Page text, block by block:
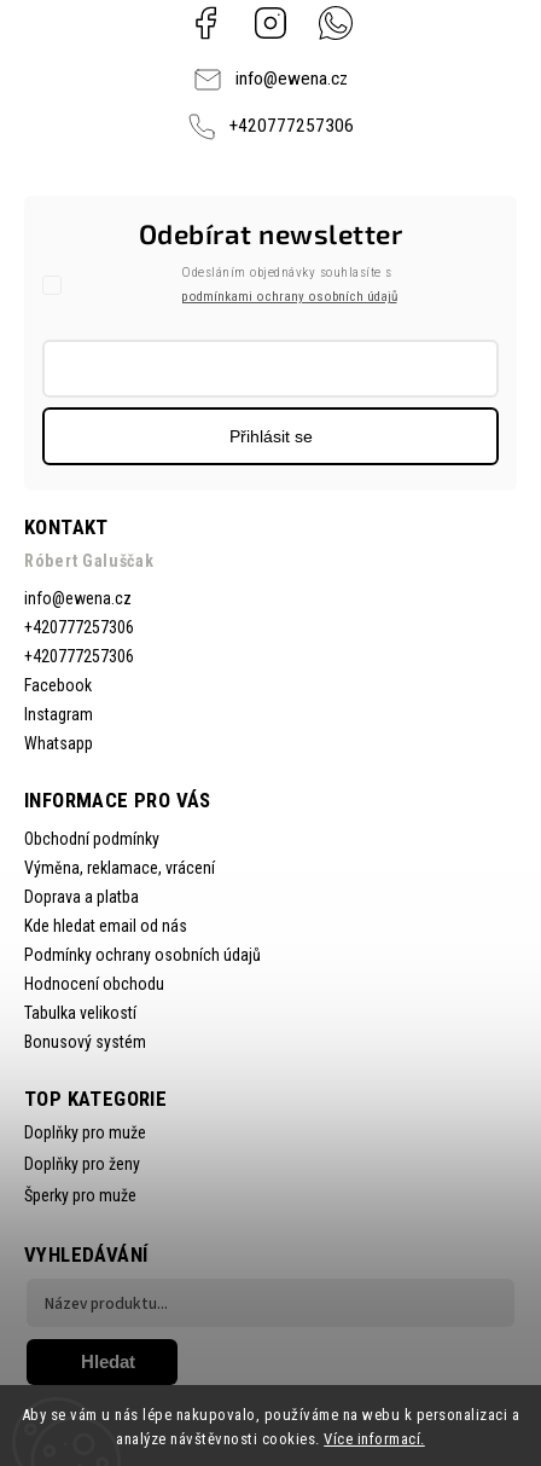
Aby se vám u nás lépe nakupovalo, používáme na webu k personalizaci a
analýze návštěvnosti cookies.Více informací.
Facebook Instagram
info@ewena.cz
+420777257306
KONTAKT
Róbert Galuščak
info@ewena.cz
+420777257306
+420777257306
Facebook
Instagram
Whatsapp
INFORMACE PRO VÁS
Obchodní podmínky
Výměna, reklamace, vrácení
Doprava a platba
Kde hledat email od nás
Podmínky ochrany osobních údajů
Hodnocení obchodu
Tabulka velikostí
Bonusový systém
Odebírat newsletter
Odesláním objednávky souhlasíte s
podmínkami ochrany osobních údajů
Přihlásit se
TOP KATEGORIE
Doplňky pro muže
Doplňky pro ženy
Šperky pro muže
VYHLEDÁVÁNÍ
Hledat